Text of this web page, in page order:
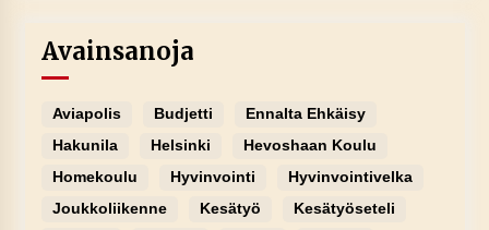
Avainsanoja
Aviapolis Budjetti
Ennalta Ehkäisy
Hakunila
Helsinki
Hevoshaan Koulu
Homekoulu
Hyvinvointi
Hyvinvointivelka
Joukkoliikenne
Kesätyö
Kesätyöseteli